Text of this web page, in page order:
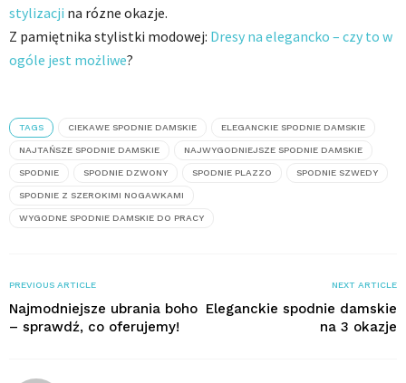
stylizacji na rózne okazje.
Z pamiętnika stylistki modowej: Dresy na elegancko – czy to w
ogóle jest możliwe?
TAGS CIEKAWE SPODNIE DAMSKIE ELEGANCKIE SPODNIE DAMSKIE
NAJTAŃSZE SPODNIE DAMSKIE NAJWYGODNIEJSZE SPODNIE DAMSKIE
SPODNIE SPODNIE DZWONY SPODNIE PLAZZO SPODNIE SZWEDY
SPODNIE Z SZEROKIMI NOGAWKAMI
WYGODNE SPODNIE DAMSKIE DO PRACY
PREVIOUS ARTICLE
Najmodniejsze ubrania boho
– sprawdź, co oferujemy!
NEXT ARTICLE
Eleganckie spodnie damskie
na 3 okazje